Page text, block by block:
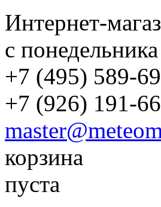
Интернет-
с
+7 (495) 589-
+7 (926) 191-
корзина
пуста